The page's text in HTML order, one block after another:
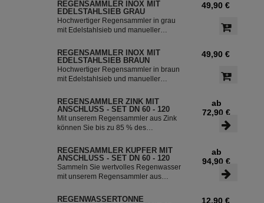
REGENSAMMLER INOX MIT
EDELSTAHLSIEB GRAU
Hochwertiger Regensammler in grau
mit Edelstahlsieb und manueller
Regenwasserfilter INOX verfügt über
einen integriertem Überlaufstop und
leitet zuverlässig sauberes
Regenwasser in ihre Regentonne.
Welt exportiert.
49,90 €
REGENSAMMLER INOX MIT
EDELSTAHLSIEB BRAUN
Hochwertiger Regensammler in braun
mit Edelstahlsieb und manueller
Regenwasserfilter INOX verfügt über
einen integriertem Überlaufstop und
leitet zuverlässig sauberes
Regenwasser in ihre Regentonne.
Welt exportiert.
49,90 €
REGENSAMMLER ZINK MIT
ANSCHLUSS - SET DN 60 - 120
Mit unserem Regensammler aus Zink
können Sie bis zu 85 % des
und in Ihrer Regentonne speichern.
Der Regensammler ist frostsicher und
lässt sich durch das Schiebeteil einfach
ein- und ausbauen. Der flexible
ab
72,90 €
REGENSAMMLER KUPFER MIT
ANSCHLUSS - SET DN 60 - 120
Sammeln Sie wertvolles Regenwasser
mit unserem Regensammler aus
Set ermöglicht eine effiziente Nutzung
ab
94,90 €
REGENWASSERTONNE
12,90 €